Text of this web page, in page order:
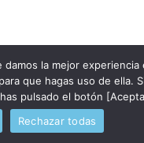
la mejor experiencia
que hagas uso de ella.
pulsado el botón
Rechazar todas